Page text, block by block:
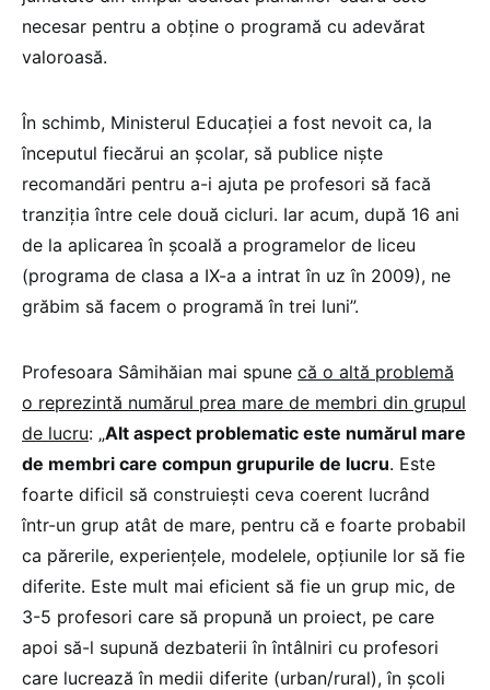
necesar pentru a obține o programă cu adevărat
valoroasă.
În schimb, Ministerul Educației a fost nevoit ca, la
începutul fiecărui an școlar, să publice niște
recomandări pentru a-i ajuta pe profesori să facă
tranziția între cele două cicluri. Iar acum, după 16 ani
de la aplicarea în școală a programelor de liceu
(programa de clasa a IX-a a intrat în uz în 2009), ne
grăbim să facem o programă în trei luni”.
Profesoara Sâmihăian mai spune că o altă problemă
o reprezintă numărul prea mare de membri din grupul
de lucru: „Alt aspect problematic este numărul mare
de membri care compun grupurile de lucru. Este
foarte dificil să construiești ceva coerent lucrând
într-un grup atât de mare, pentru că e foarte probabil
ca părerile, experiențele, modelele, opțiunile lor să fie
diferite. Este mult mai eficient să fie un grup mic, de
3-5 profesori care să propună un proiect, pe care
apoi să-l supună dezbaterii în întâlniri cu profesori
care lucrează în medii diferite (urban/rural), în școli